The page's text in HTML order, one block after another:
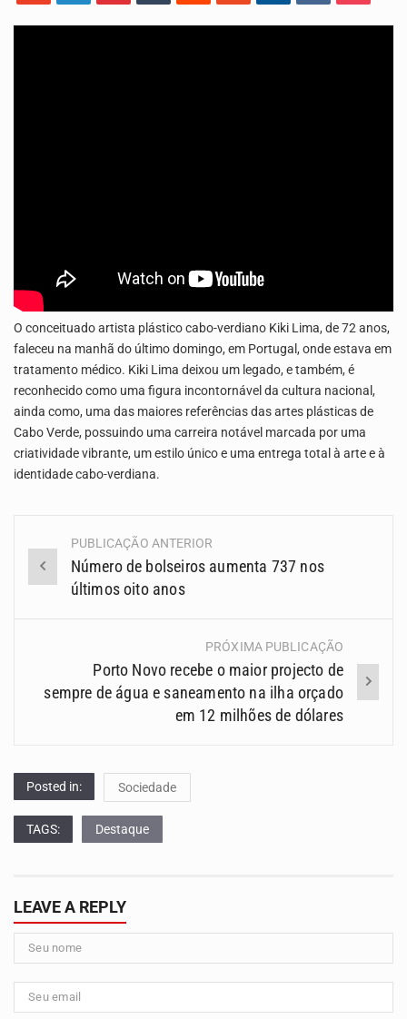
O conceituado artista plástico cabo-verdiano Kiki Lima, de 72 anos,
faleceu na manhã do último domingo, em Portugal, onde estava em
tratamento médico. Kiki Lima deixou um legado, e também, é
reconhecido como uma figura incontornável da cultura nacional,
ainda como, uma das maiores referências das artes plásticas de
Cabo Verde, possuindo uma carreira notável marcada por uma
criatividade vibrante, um estilo único e uma entrega total à arte e à
identidade cabo-verdiana.
Navegação
(Posts)
PUBLICAÇÃO ANTERIOR
Número de bolseiros aumenta 737 nos
últimos oito anos
PRÓXIMA PUBLICAÇÃO
Porto Novo recebe o maior projecto de
sempre de água e saneamento na ilha orçado
em 12 milhões de dólares
Posted in: Sociedade
TAGS: Destaque
LEAVE A REPLY